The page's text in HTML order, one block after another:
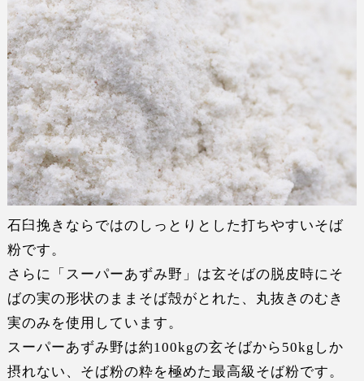
石臼挽きならではのしっとりとした打ちやすいそば
粉です。
さらに「スーパーあずみ野」は玄そばの脱皮時にそ
ばの実の形状のまま そば殻がとれた、 丸抜きのむき
実のみを使用しています。
スーパーあずみ野は約100kgの玄そばから50kgしか
摂れない、 そば粉の粋を極めた最高級そば粉です。